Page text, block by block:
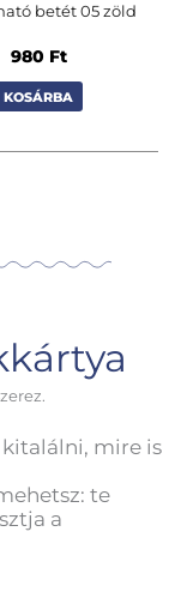
betét 05 zöld
980 Ft
KOSÁRBA
mire is
te
a